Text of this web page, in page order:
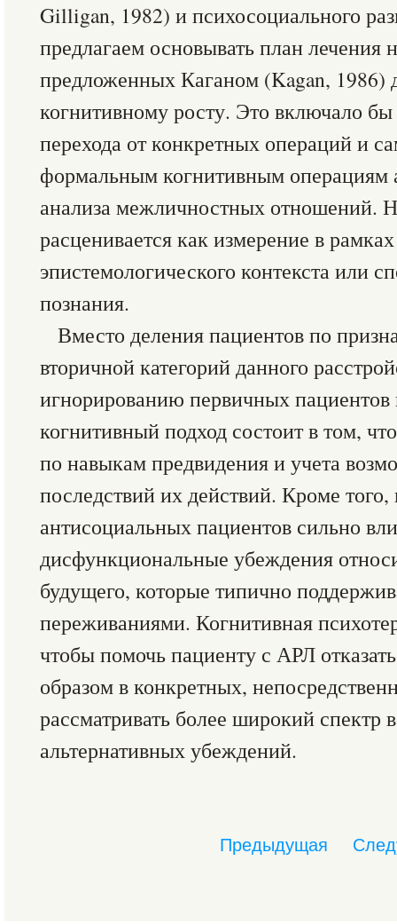
Gilligan, 1982) и психосоциального
предлагаем основывать план лечения
предложенных Каганом (Kagan, 1986)
когнитивному росту. Это включало
перехода от конкретных операций и
формальным когнитивным операциям
анализа межличностных отношений.
расценивается как измерение в
эпистемологического контекста или
познания.
Вместо деления пациентов по
вторичной категорий данного
игнорированию первичных пациентов
когнитивный подход состоит в том,
по навыкам предвидения и учета
последствий их действий. Кроме того,
антисоциальных пациентов сильно
дисфункциональные убеждения
будущего, которые типично
переживаниями. Когнитивная
чтобы помочь пациенту с АРЛ
образом в конкретных,
рассматривать более широкий спектр
альтернативных убеждений.
Предыдущая